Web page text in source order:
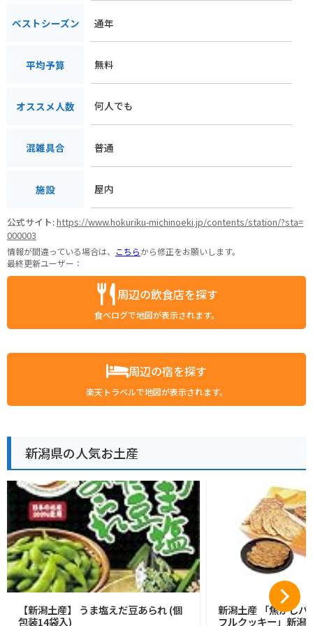
ベストシーズン 通年
平均予算 無料
オススメ人数 何人でも
混雑具合 普通
施設 屋内
公式サイト:https://www.hokuriku-michinoeki.jp/contents/station/?sta=
000003
情報が間違っている場合は、 こちらから修正をお願いします。
最終更新ユーザー：
周辺の飲食店を探す
食べログで地図が表示されます。
周辺の宿を探す
楽天トラベルで地図が表示されます。
新潟県の人気お土産
【新潟土産】 うま塩えだ豆あられ (個
包装14袋入)
新潟土産 「焦がしバ
フルクッキー」新潟